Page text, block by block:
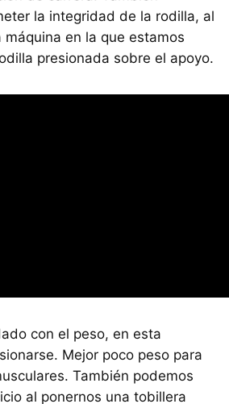
la integridad de la rodilla, al
en la que estamos
presionada sobre el apoyo.
con el peso, en esta
Mejor poco peso para
También podemos
al ponernos una tobillera